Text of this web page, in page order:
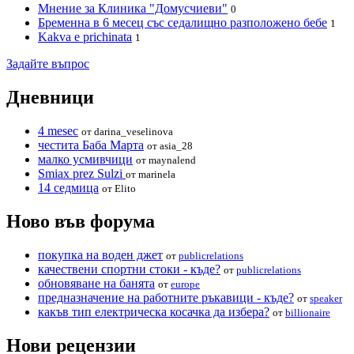
Мнение за Клиника "Домусчиеви" 0
Бременна в 6 месец със седалищно разположено бебе 1
Kakva e prichinata 1
Задайте въпрос
Дневници
4 mesec от darina_veselinova
честита Баба Марта от asia_28
малко усмивчици от maynalend
Smiax prez Sulzi от marinela
14 седмица от Elito
Ново във форума
покупка на воден джет от publicrelations
качествени спортни стоки - къде? от publicrelations
обновяване на банята от europe
предназначение на работните ръкавици - къде? от speaker
какъв тип електрическа косачка да избера? от billionaire
Нови рецензии